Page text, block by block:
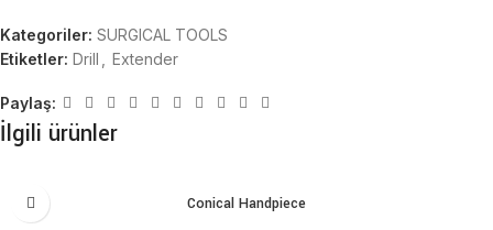
Kategoriler: SURGICAL TOOLS
Etiketler: Drill Extender
Paylaş:
İlgili ürünler
Conical Handpiece